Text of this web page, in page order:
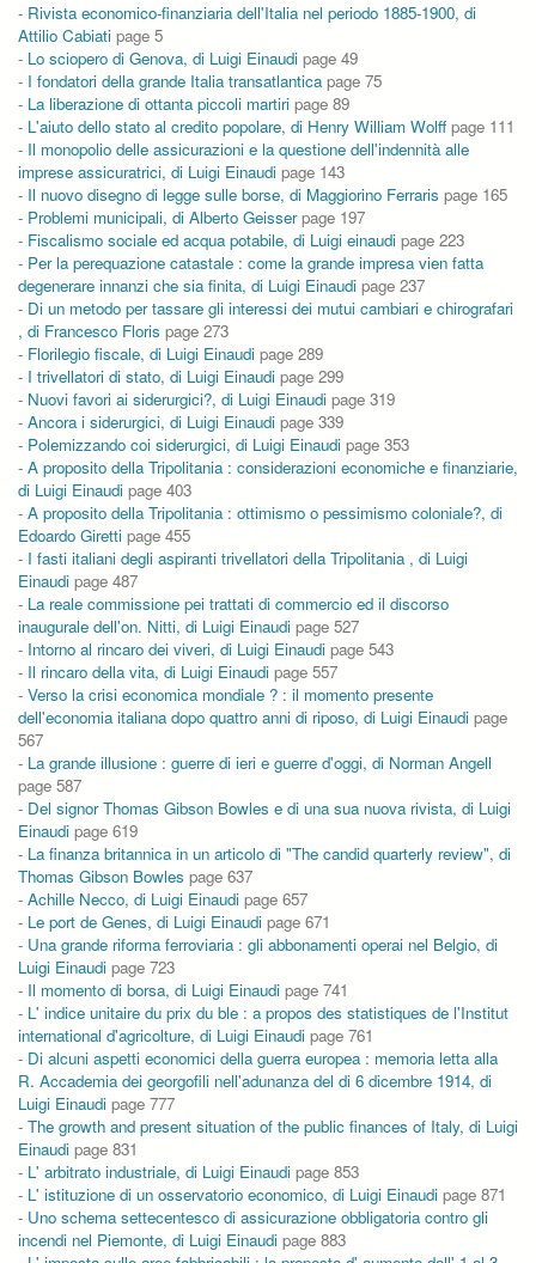
- Rivista economico-finanziaria dell'Italia nel periodo 1885-1900, di
Attilio Cabiati page 5
- Lo sciopero di Genova, di Luigi Einaudi page 49
- I fondatori della grande Italia transatlanticapage 75
- La liberazione di ottanta piccoli martiri page 89
- L'aiuto dello stato al credito popolare, di Henry William Wolff page 111
- Il monopolio delle assicurazioni e la questione dell'indennità alle
imprese assicuratrici, di Luigi Einaudi page 143
- Il nuovo disegno di legge sulle borse, di Maggiorino Ferraris page 165
- Problemi municipali, di Alberto Geisserpage 197
- Fiscalismo sociale ed acqua potabile, di Luigi einaudi page 223
- Per la perequazione catastale : come la grande impresa vien fatta
degenerare innanzi che sia finita, di Luigi Einaudi page 237
- Di un metodo per tassare gli interessi dei mutui cambiari e chirografari
, di Francesco Floris page 273
- Florilegio fiscale, di Luigi Einaudi page 289
- I trivellatori di stato, di Luigi Einaudi page 299
- Nuovi favori ai siderurgici?, di Luigi Einaudi page 319
- Ancora i siderurgici, di Luigi Einaudi page 339
- Polemizzando coi siderurgici, di Luigi Einaudi page 353
- A proposito della Tripolitania : considerazioni economiche e finanziarie,
di Luigi Einaudi page 403
- A proposito della Tripolitania : ottimismo o pessimismo coloniale?, di
Edoardo Giretti page 455
- I fasti italiani degli aspiranti trivellatori della Tripolitania , di Luigi
Einaudi page 487
- La reale commissione pei trattati di commercio ed il discorso
inaugurale dell'on. Nitti, di Luigi Einaudi page 527
- Intorno al rincaro dei viveri, di Luigi Einaudi page 543
- Il rincaro della vita, di Luigi Einaudi page 557
- Verso la crisi economica mondiale ? : il momento presente
dell'economia italiana dopo quattro anni di riposo, di Luigi Einaudi page
567
- La grande illusione : guerre di ieri e guerre d'oggi, di Norman Angell
page 587
- Del signor Thomas Gibson Bowles e di una sua nuova rivista, di Luigi
Einaudi page 619
- La finanza britannica in un articolo di "The candid quarterly review", di
Thomas Gibson Bowles page 637
- Achille Necco, di Luigi Einaudi page 657
- Le port de Genes, di Luigi Einaudi page 671
- Una grande riforma ferroviaria : gli abbonamenti operai nel Belgio, di
Luigi Einaudi page 723
- Il momento di borsa, di Luigi Einaudi page 741
- L' indice unitaire du prix du ble : a propos des statistiques de l'Institut
international d'agricolture, di Luigi Einaudi page 761
- Di alcuni aspetti economici della guerra europea : memoria letta alla
R. Accademia dei georgofili nell'adunanza del di 6 dicembre 1914, di
Luigi Einaudi page 777
- The growth and present situation of the public finances of Italy, di Luigi
Einaudi page 831
- L' arbitrato industriale, di Luigi Einaudi page 853
- L' istituzione di un osservatorio economico, di Luigi Einaudi page 871
- Uno schema settecentesco di assicurazione obbligatoria contro gli
incendi nel Piemonte, di Luigi Einaudi page 883